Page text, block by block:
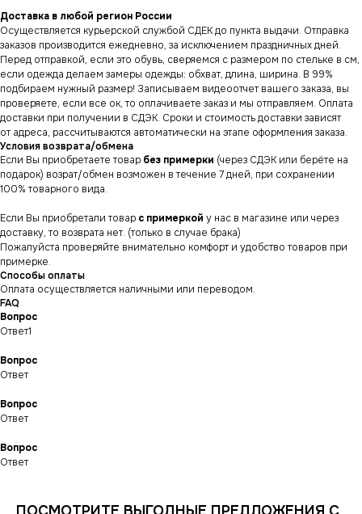
Доставка в любой регион России
Осуществляется курьерской службой СДЕК до пункта выдачи. Отправка
заказов производится ежедневно, за исключением праздничных дней.
Перед отправкой, если это обувь, сверяемся с размером по стельке в см,
если одежда делаем замеры одежды: обхват, длина, ширина. В 99%
подбираем нужный размер! Записываем видеоотчет вашего заказа, вы
проверяете, если все ок, то оплачиваете заказ и мы отправляем. Оплата
доставки при получении в СДЭК. Сроки и стоимость доставки зависят
от адреса, рассчитываются автоматически на этапе оформления заказа.
Условия возврата/обмена
Если Вы приобретаете товар без примерки (через СДЭК или берёте на
подарок) возрат/обмен возможен в течение 7 дней, при сохранении
100% товарного вида.
Если Вы приобретали товар с примеркой у нас в магазине или через
доставку, то возврата нет. (только в случае брака)
Пожалуйста проверяйте внимательно комфорт и удобство товаров при
примерке.
Способы оплаты
Оплата осуществляется наличными или переводом.
FAQ
Вопрос
Ответ1
Вопрос
Ответ
Вопрос
Ответ
Вопрос
Ответ
СНИКЕРСДИЛЕР
ИНФОРМАЦИЯ